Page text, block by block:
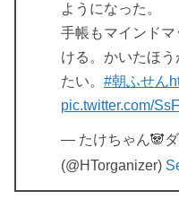
ようになった。
手帳もマインド
ける。かいたほ
たい。 #朝ふせん
pic.twitter.com/
— たけちゃん🐼
(@HTorganizer)